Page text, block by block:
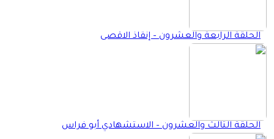
الحلقة الرابعة والعشرون – إنقاذ الاقصى
الحلقة الثالث والعشرون – الاستشهادي أبو فراس